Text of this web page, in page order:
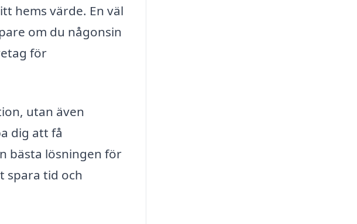
hems värde. En väl
om du någonsin
för
utan även
dig att få
bästa lösningen för
spara tid och